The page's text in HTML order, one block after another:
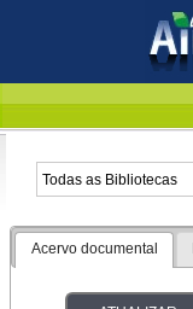
Acervo documental